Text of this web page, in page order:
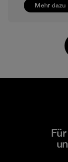
Mehr dazu
Kwang